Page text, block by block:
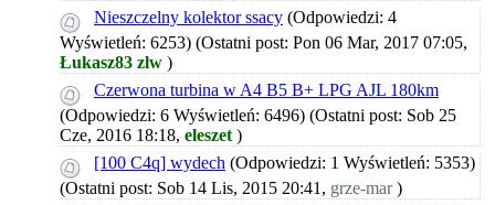
Nieszczelny kolektor ssacy (Odpowiedzi: 4
Wyświetleń: 6253) (Ostatni post: Pon 06 Mar, 2017 07:05,
Łukasz83 zlw )
Czerwona turbina w A4 B5 B+ LPG AJL 180km
(Odpowiedzi: 6 Wyświetleń: 6496) (Ostatni post: Sob 25
Cze, 2016 18:18, eleszet )
[100 C4q] wydech (Odpowiedzi: 1 Wyświetleń: 5353)
(Ostatni post: Sob 14 Lis, 2015 20:41, grze-mar)